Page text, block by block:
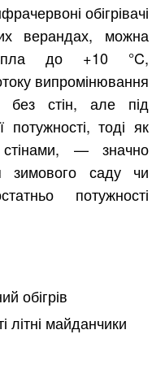
обігрівачі
верандах, можна
до +10 °C,
випромінювання
без стін, але під
потужності, тоді як
— значно
зимового саду чи
потужності
обігрів
літні майданчики